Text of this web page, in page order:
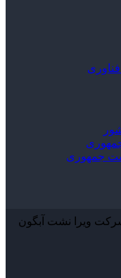
جمهوری
ویرا نشت آبگون